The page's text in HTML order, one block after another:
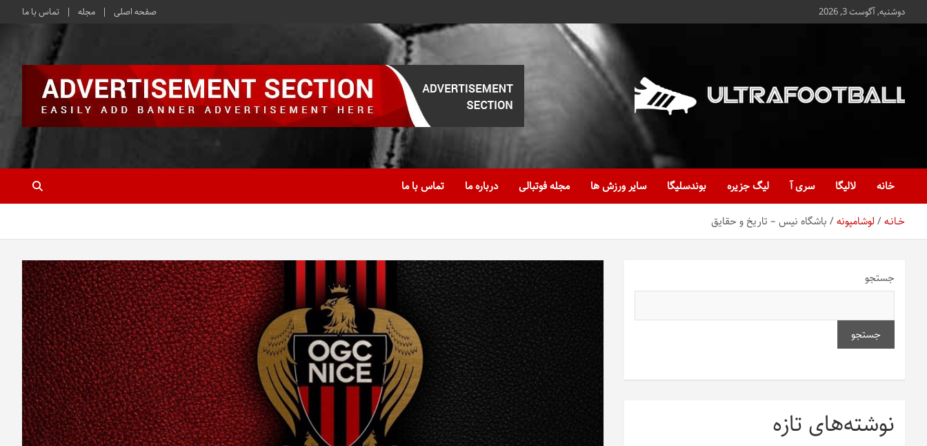
محتوا
دوشنبه, آگوست 3, 2026 صفحه اصلی مجله تماس با ما
Ultrafootball
خانه
لالیگا سری آ لیگ جزیره بوندسلیگا سایر ورزش ها مجله فوتبالی درباره ما تماس با ما
خـانـه لوشامپونه باشگاه نیس – تاریخ و حقایق
جستجو
جستجو
نوشته‌های تازه